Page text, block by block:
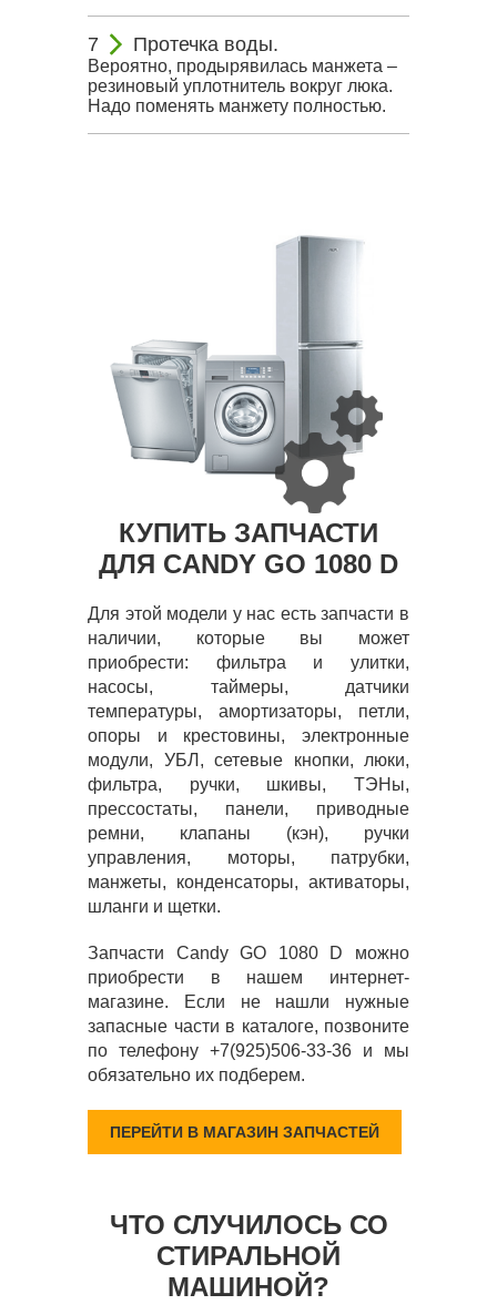
Протечка воды.
Вероятно, продырявилась манжета –
резиновый уплотнитель вокруг люка.
Надо поменять манжету полностью.
КУПИТЬ ЗАПЧАСТИ
ДЛЯ CANDY GO 1080 D
Для этой модели у нас есть запчасти в
наличии, которые вы может
приобрести: фильтра и улитки,
насосы, таймеры, датчики
температуры, амортизаторы, петли,
опоры и крестовины, электронные
модули, УБЛ, сетевые кнопки, люки,
фильтра, ручки, шкивы, ТЭНы,
прессостаты, панели, приводные
ремни, клапаны (кэн), ручки
управления, моторы, патрубки,
манжеты, конденсаторы, активаторы,
шланги и щетки.
Запчасти Candy GO 1080 D можно
приобрести в нашем интернет-
магазине. Если не нашли нужные
запасные части в каталоге, позвоните
по телефону +7(925)506-33-36 и мы
обязательно их подберем.
ПЕРЕЙТИ В МАГАЗИН ЗАПЧАСТЕЙ
ЧТО СЛУЧИЛОСЬ СО
СТИРАЛЬНОЙ
МАШИНОЙ?